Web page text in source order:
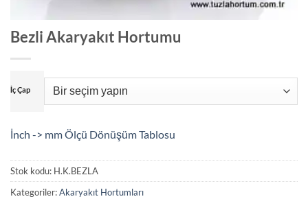
Bezli Akaryakıt Hortumu
İç Çap
İnch -> mm Ölçü Dönüşüm Tablosu
Stok kodu: H.K.BEZLA
Kategoriler:Akaryakıt Hortumları